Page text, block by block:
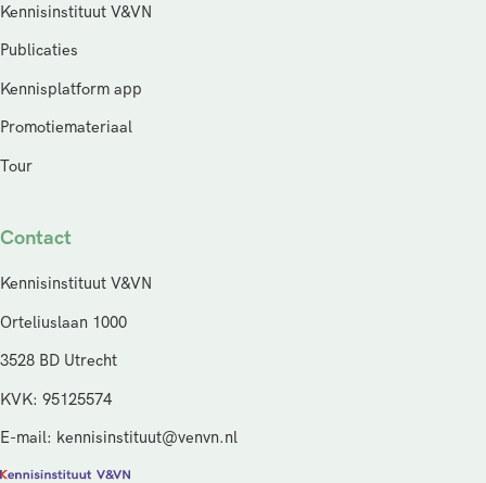
Kennisinstituut V&VN
Publicaties
Kennisplatform app
Promotiemateriaal
Tour
Contact
Kennisinstituut V&VN
Orteliuslaan 1000
3528 BD Utrecht
KVK: 95125574
E-mail: kennisinstituut@venvn.nl